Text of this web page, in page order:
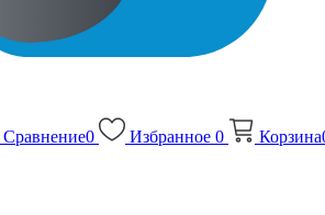
Сравнение0 Избранное 0 Корзина